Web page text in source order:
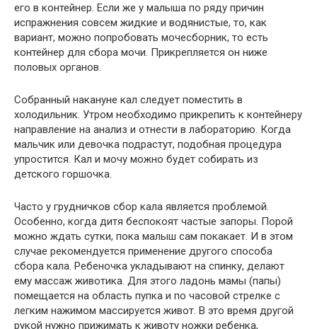
его в контейнер. Если же у малыша по ряду причин
испражнения совсем жидкие и водянистые, то, как
вариант, можно попробовать мочесборник, то есть
контейнер для сбора мочи. Прикрепляется он ниже
половых органов.
Собранный накануне кал следует поместить в
холодильник. Утром необходимо прикрепить к контейнеру
направление на анализ и отнести в лабораторию. Когда
мальчик или девочка подрастут, подобная процедура
упростится. Кал и мочу можно будет собирать из
детского горшочка.
Часто у грудничков сбор кала является проблемой.
Особенно, когда дитя беспокоят частые запоры. Порой
можно ждать сутки, пока малыш сам покакает. И в этом
случае рекомендуется применение другого способа
сбора кала. Ребеночка укладывают на спинку, делают
ему массаж животика. Для этого ладонь мамы (папы)
помещается на область пупка и по часовой стрелке с
легким нажимом массируется живот. В это время другой
рукой нужно прижимать к животу ножки ребенка,